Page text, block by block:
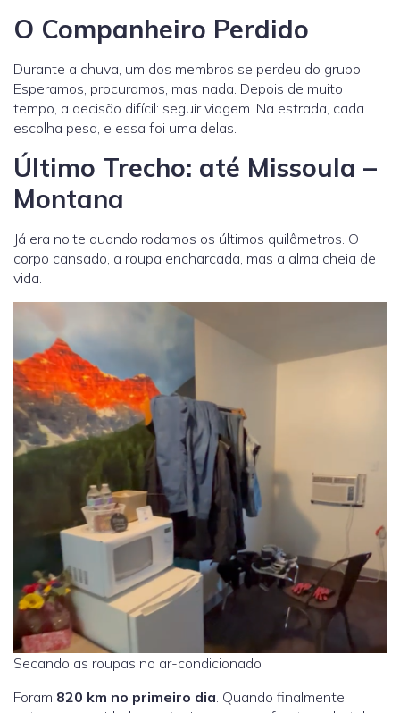
O Companheiro Perdido
Durante a chuva, um dos membros se perdeu do grupo.
Esperamos, procuramos, mas nada. Depois de muito
tempo, a decisão difícil: seguir viagem. Na estrada, cada
escolha pesa, e essa foi uma delas.
Último Trecho: até Missoula –
Montana
Já era noite quando rodamos os últimos quilômetros. O
corpo cansado, a roupa encharcada, mas a alma cheia de
vida.
Secando as roupas no ar-condicionado
Foram 820 km no primeiro dia. Quando finalmente